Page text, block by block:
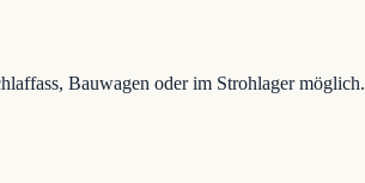
Bauwagen oder im Strohlager möglich.